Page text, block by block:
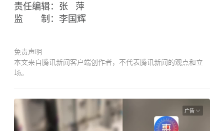
责任编辑：张 萍
监 制：李国辉
免责声明
本文来自腾讯新闻客户端创作者，不代表腾讯新闻的观点和立
场。
广告